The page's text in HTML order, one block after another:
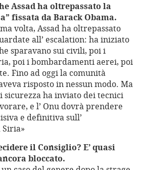
Assad ha oltrepassato la
fissata da Barack Obama.
volta, Assad ha oltrepassato
all’ escalation: ha iniziato
sparavano sui civili, poi i
poi i bombardamenti aerei, poi
Fino ad oggi la comunità
risposto in nessun modo. Ma
sicurezza ha inviato dei tecnici
e l’ Onu dovrà prendere
e definitiva sull’
Siria»
il Consiglio? E’ quasi
bloccato.